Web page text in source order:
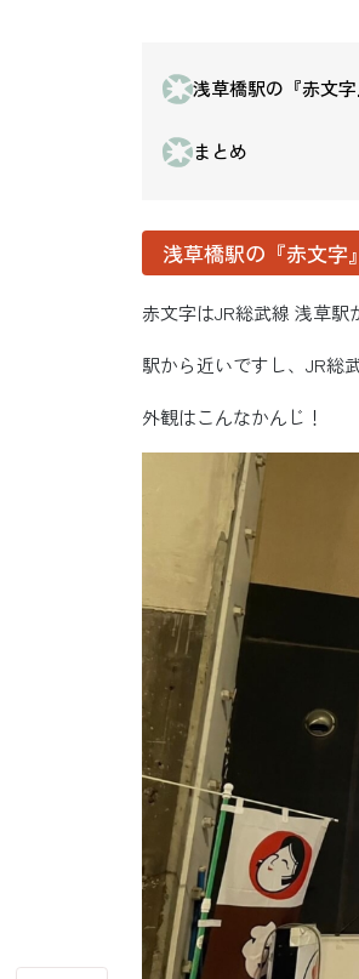
浅草橋駅の『赤文
まとめ
浅草橋駅の『赤文字
赤文字はJR総武線 浅草駅
駅から近いですし、JR総
外観はこんなかんじ！